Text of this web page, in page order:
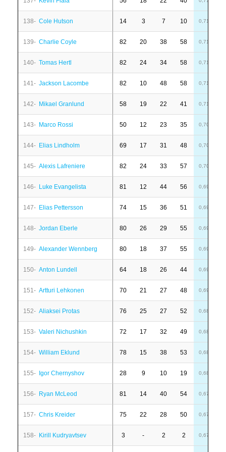
138- Cole Hutson 14 3 7 10 0,71
139- Charlie Coyle 82 20 38 58 0,71
140- Tomas Hertl 82 24 34 58 0,71
141- Jackson Lacombe 82 10 48 58 0,71
142- Mikael Granlund 58 19 22 41 0,71
143- Marco Rossi 50 12 23 35 0,70
144- Elias Lindholm 69 17 31 48 0,70
145- Alexis Lafreniere 82 24 33 57 0,70
146- Luke Evangelista 81 12 44 56 0,69
147- Elias Pettersson 74 15 36 51 0,69
148- Jordan Eberle 80 26 29 55 0,69
149- Alexander Wennberg 80 18 37 55 0,69
150- Anton Lundell 64 18 26 44 0,69
151- Artturi Lehkonen 70 21 27 48 0,69
152- Aliaksei Protas 76 25 27 52 0,68
153- Valeri Nichushkin 72 17 32 49 0,68
154- William Eklund 78 15 38 53 0,68
155- Igor Chernyshov 28 9 10 19 0,68
156- Ryan McLeod 81 14 40 54 0,67
157- Chris Kreider 75 22 28 50 0,67
158- Kirill Kudryavtsev 3 - 2 2 0,67